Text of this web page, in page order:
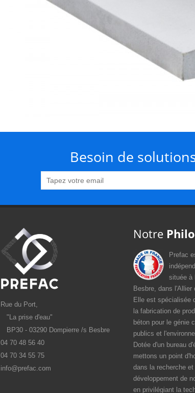
Besoin de
Rue du Port,
"La prise d'eau"
BP30 - 03290 Dompierre /s Besbre
04 70 48 56 40
04 70 34 55 75
info@prefac.com
Notre
Prefac
située à
Besbre, dans l'Allier
Elle est spécialisée
la fabrication de
béton pour le génie
publics et
Dotée d'un bureau
mettons un point
dans la recherche et
développement de
en privilégiant la